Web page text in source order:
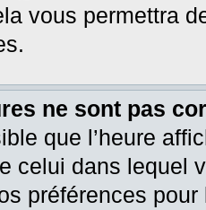
vous permettra
ne sont pas
que l’heure
celui dans lequel
préférences